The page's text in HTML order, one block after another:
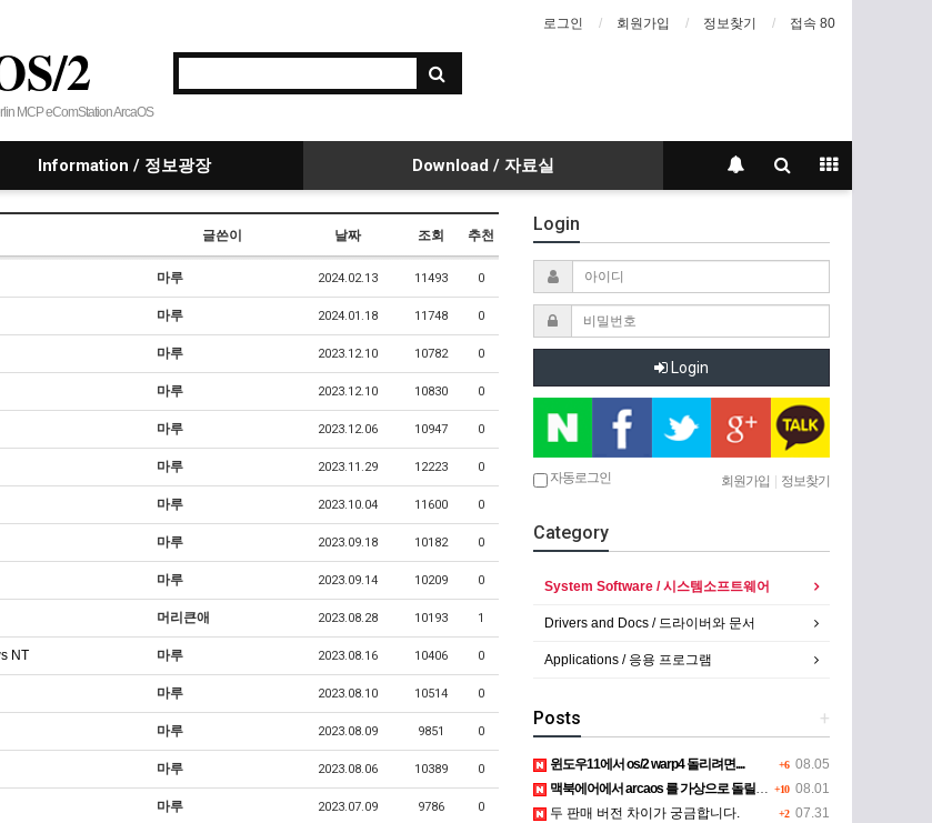
로그인 회원가입 정보찾기 접속 80
2
MCP eComStation ArcaOS
Information / 정보광장 Download / 자료실
글쓴이 날짜 조회 추천
마루 2024.02.13 11493 0
마루 2024.01.18 11748 0
마루 2023.12.10 10782 0
마루 2023.12.10 10830 0
마루 2023.12.06 10947 0
마루 2023.11.29 12223 0
마루 2023.10.04 11600 0
마루 2023.09.18 10182 0
마루 2023.09.14 10209 0
머리큰애 2023.08.28 10193 1
NT 마루 2023.08.16 10406 0
마루 2023.08.10 10514 0
마루 2023.08.09 9851 0
마루 2023.08.06 10389 0
마루 2023.07.09 9786 0
Login
Login
자동로그인 회원가입 | 정보찾기
Category
System Software / 시스템소프트웨어
Drivers and Docs / 드라이버와 문서
Applications / 응용 프로그램
+
Posts
+6 08.05
윈도우11에서 os/2 warp4 돌리려면....
+10 08.01
맥북에어에서 arcaos 를 가상으로 돌릴려면 어떻게 해야 하는 지요?
+2 07.31
두 판매 버전 차이가 궁금합니다.